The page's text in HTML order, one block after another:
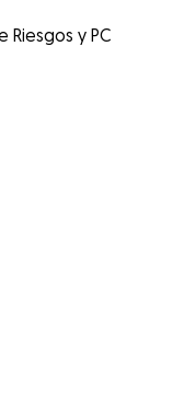
Riesgos y PC